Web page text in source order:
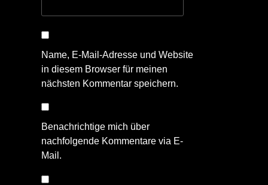
Name, E-Mail-Adresse und Website
in diesem Browser für meinen
nächsten Kommentar speichern.
Benachrichtige mich über
nachfolgende Kommentare via E-
Mail.